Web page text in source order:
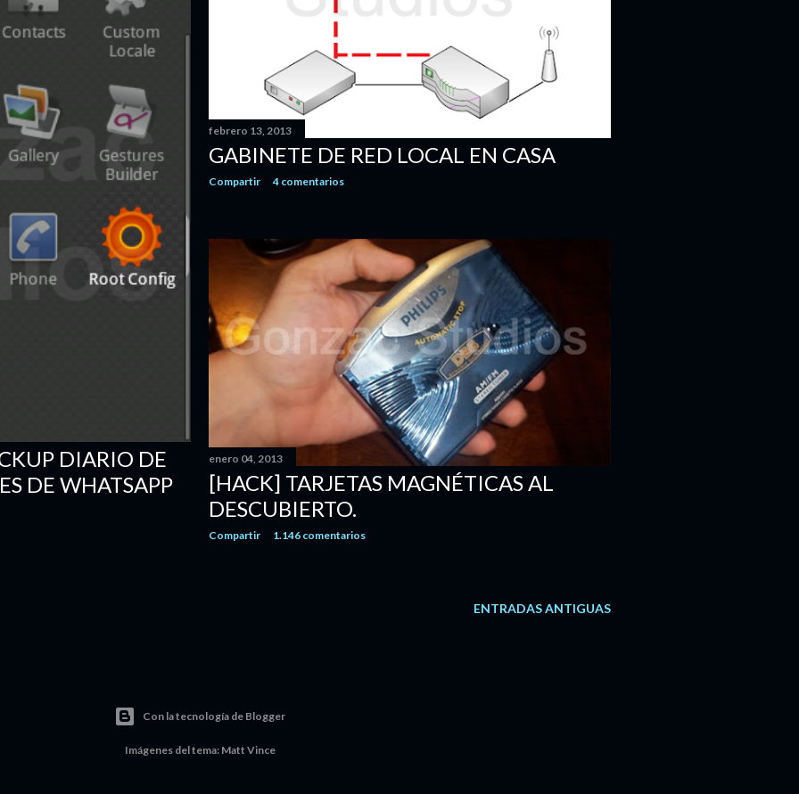
DIARIO DE
DE WHATSAPP
febrero 13, 2013
GABINETE DE RED LOCAL EN CASA
Compartir 4 comentarios
enero 04, 2013
[HACK] TARJETAS MAGNÉTICAS AL
DESCUBIERTO.
Compartir 1.146 comentarios
ENTRADAS ANTIGUAS
Con la tecnología de Blogger
Imágenes del tema: Matt Vince